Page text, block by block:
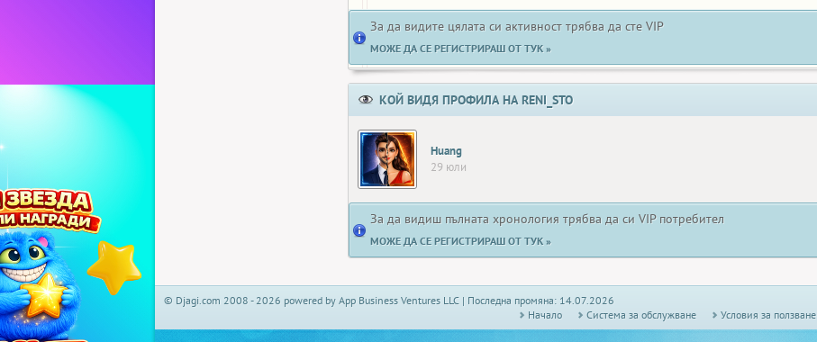
За да видите цялата си активност трябва да сте VIP
МОЖЕ ДА СЕ РЕГИСТРИРАШ ОТ ТУК »
КОЙ ВИДЯ ПРОФИЛА НА RENI_STO
Huang
29 юли
За да видиш пълната хронология трябва да си VIP потребител
МОЖЕ ДА СЕ РЕГИСТРИРАШ ОТ ТУК »
© Djagi.com 2008 - 2026 powered by App Business Ventures LLC | Последна промяна: 14.07.2026
Начало
Системa за обслужване Условия за ползване